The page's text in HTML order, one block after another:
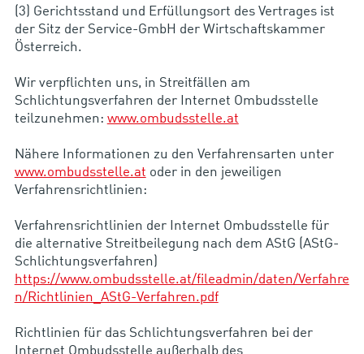
(3) Gerichtsstand und Erfüllungsort des Vertrages ist
der Sitz der Service-GmbH der Wirtschaftskammer
Österreich.
Wir verpflichten uns, in Streitfällen am
Schlichtungsverfahren der Internet Ombudsstelle
teilzunehmen: www.ombudsstelle.at
Nähere Informationen zu den Verfahrensarten unter
www.ombudsstelle.at oder in den jeweiligen
Verfahrensrichtlinien:
Verfahrensrichtlinien der Internet Ombudsstelle für
die alternative Streitbeilegung nach dem AStG (AStG-
Schlichtungsverfahren)
https://www.ombudsstelle.at/fileadmin/daten/Verfahre
n/Richtlinien_AStG-Verfahren.pdf
Richtlinien für das Schlichtungsverfahren bei der
Internet Ombudsstelle außerhalb des